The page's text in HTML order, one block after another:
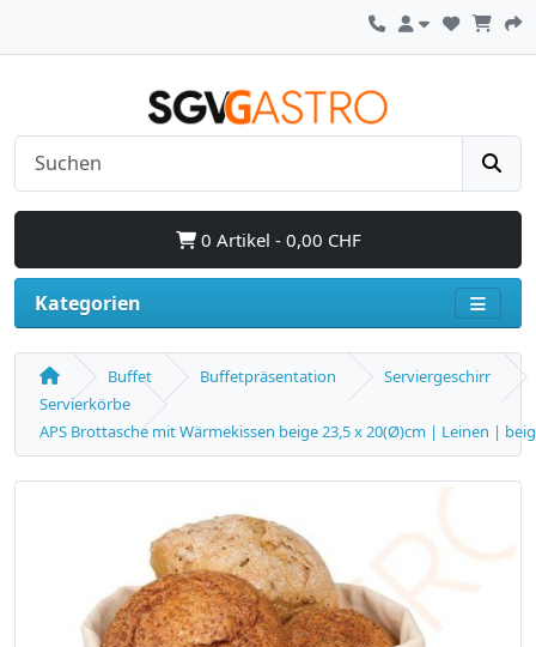
0 Artikel - 0,00 CHF
Kategorien
Buffet Buffetpräsentation
Serviergeschirr
Servierkörbe
APS Brottasche mit Wärmekissen beige 23,5 x 20(Ø)cm | Leinen |